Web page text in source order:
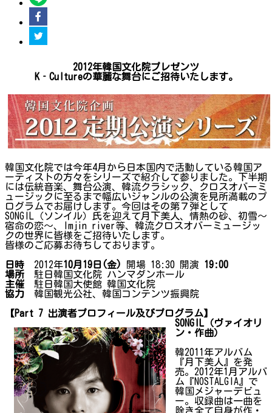
2012年韓国文化院プレゼンツ
K‐Cultureの華麗な舞台にご招待いたします。
韓国文化院では今年4月から日本国内で活動している韓国ア
ーティストの方々をシリーズで紹介して参りました。下半期
には伝統音楽、舞台公演、韓流クラシック、クロスオバーミ
ュージックに至るまで幅広いジャンルの公演を見所満載のプ
ログラムでお届けします。今回はその第７弾として
SONGIL（ソンイル）氏を迎えて月下美人、情熱の砂、初雪〜
宿命の恋〜、Imjin river等、韓流クロスオバーミュージッ
クの世界に皆様をご招待いたします。
皆様のご応募お待ちしております。
日時 2012年10月19 日(金) 開場 18:30 開演 19:00
場所 駐日韓国文化院 ハンマダンホール
主催 駐日韓国大使館 韓国文化院
協力 韓国観光公社、韓国コンテンツ振興院
【Part 7 出演者プロフィール及びプログラム】
SONGIL（ヴァイオリ
ン・作曲）
韓2011年アルバム
『月下美人』を発
売。2012年1月アルバ
ム『NOSTALGIA』で
韓国メジャーデビュ
ー。収録曲は一曲を
除き全て自身が作・